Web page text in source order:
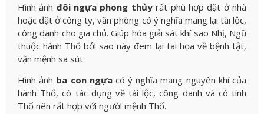
Hình ảnh đôi ngựa phong thủyrất phù hợp đặt ở nhà
hoặc đặt ở công ty, văn phòng có ý nghĩa mang lại tài lộc,
công danh cho gia chủ. Giúp hóa giải sát khí sao Nhị, Ngũ
thuộc hành Thổ bởi sao này đem lại tai họa về bệnh tật,
vận mệnh sa sút.
Hình ảnh ba con ngựacó ý nghĩa mang nguyên khí của
hành Thổ, có tác dụng về tài lộc, công danh và có tính
Thổ nên rất hợp với người mệnh Thổ.